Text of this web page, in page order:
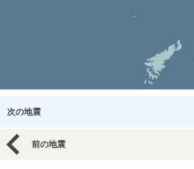
次の地震
前の地震